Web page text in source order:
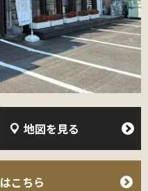
地図を見る
はこちら